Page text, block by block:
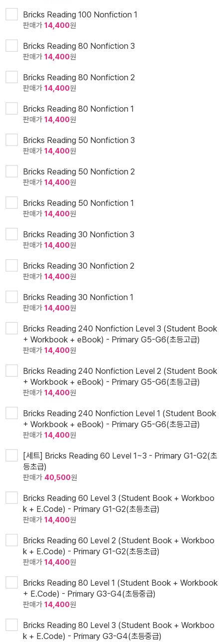
Bricks Reading 100 Nonfiction 1
판매가 14,400원
Bricks Reading 80 Nonfiction 3
판매가 14,400원
Bricks Reading 80 Nonfiction 2
판매가 14,400원
Bricks Reading 80 Nonfiction 1
판매가 14,400원
Bricks Reading 50 Nonfiction 3
판매가 14,400원
Bricks Reading 50 Nonfiction 2
판매가 14,400원
Bricks Reading 50 Nonfiction 1
판매가 14,400원
Bricks Reading 30 Nonfiction 3
판매가 14,400원
Bricks Reading 30 Nonfiction 2
판매가 14,400원
Bricks Reading 30 Nonfiction 1
판매가 14,400원
Bricks Reading 240 Nonfiction Level 3 (Student Book
+ Workbook + eBook) - Primary G5-G6(초등고급)
판매가 14,400원
Bricks Reading 240 Nonfiction Level 2 (Student Book
+ Workbook + eBook) - Primary G5-G6(초등고급)
판매가 14,400원
Bricks Reading 240 Nonfiction Level 1 (Student Book
+ Workbook + eBook) - Primary G5-G6(초등고급)
판매가 14,400원
[세트] Bricks Reading 60 Level 1~3 - Primary G1-G2(초
등초급)
판매가 40,500원
Bricks Reading 60 Level 3 (Student Book + Workboo
k + E.Code) - Primary G1-G2(초등초급)
판매가 14,400원
Bricks Reading 60 Level 2 (Student Book + Workboo
k + E.Code) - Primary G1-G2(초등초급)
판매가 14,400원
Bricks Reading 80 Level 1 (Student Book + Workbook
+ E.Code) - Primary G3-G4(초등중급)
판매가 14,400원
Bricks Reading 80 Level 3 (Student Book + Workboo
k + E.Code) - Primary G3-G4(초등중급)